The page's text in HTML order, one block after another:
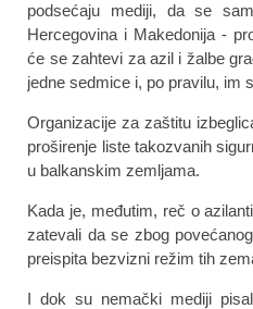
podsećaju mediji, da se
Hercegovina i Makedonija -
će se zahtevi za azil i žalbe
jedne sedmice i, po pravilu, im
Organizacije za zaštitu
proširenje liste takozvanih
u balkanskim zemljama.
Kada je, međutim, reč o
zatevali da se zbog
preispita bezvizni režim tih
I dok su nemački mediji